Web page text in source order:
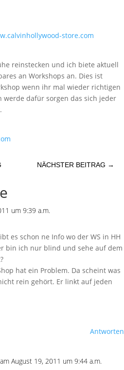
store.com
reinstecken und ich biete aktuell
an Workshops an. Dies ist
wenn ihr mal wieder richtigen
werde dafür sorgen das sich jeder
NÄCHSTER BEITRAG →
um 9:39 a.m.
es schon ne Info wo der WS in HH
bin ich nur blind und sehe auf dem
hat ein Problem. Da scheint was
rein gehört. Er linkt auf jeden
Antworten
am August 19, 2011 um 9:44 a.m.